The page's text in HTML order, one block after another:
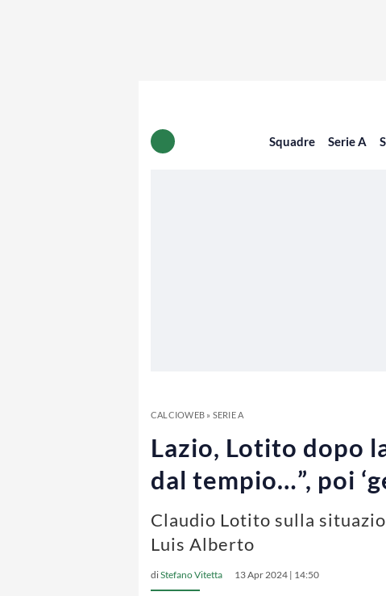
Squadre Serie A
CALCIOWEB» SERIE A
Lazio, Lotito dopo
dal tempio…”, poi
Claudio Lotito sulla
Luis Alberto
diStefano Vitetta 13 Apr 2024 | 14:50